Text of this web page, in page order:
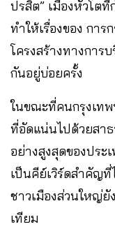
ปรสิต” เมืองหัวโต
ทำให้เรื่องของ การ
โครงสร้างทางการ
กันอยู่บ่อยครั้ง
ในขณะที่คนกรุงเทพ
ที่อัดแน่นไปด้วยสา
อย่างสูงสุดของประ
เป็นคีย์เวิร์ดสำคัญที่
ชาวเมืองส่วนใหญ่ยั
เทียม